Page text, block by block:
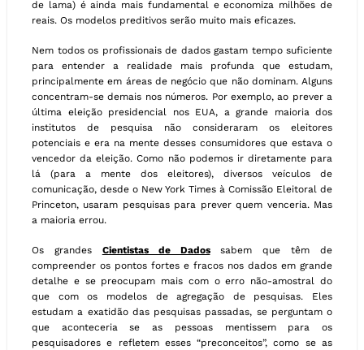
de lama) é ainda mais fundamental e economiza milhões de
reais. Os modelos preditivos serão muito mais eficazes.
Nem todos os profissionais de dados gastam tempo suficiente
para entender a realidade mais profunda que estudam,
principalmente em áreas de negócio que não dominam. Alguns
concentram-se demais nos números. Por exemplo, ao prever a
última eleição presidencial nos EUA, a grande maioria dos
institutos de pesquisa não consideraram os eleitores
potenciais e era na mente desses consumidores que estava o
vencedor da eleição. Como não podemos ir diretamente para
lá (para a mente dos eleitores), diversos veículos de
comunicação, desde o New York Times à Comissão Eleitoral de
Princeton, usaram pesquisas para prever quem venceria. Mas
a maioria errou.
Os grandes Cientistas de Dadossabem que têm de
compreender os pontos fortes e fracos nos dados em grande
detalhe e se preocupam mais com o erro não-amostral do
que com os modelos de agregação de pesquisas. Eles
estudam a exatidão das pesquisas passadas, se perguntam o
que aconteceria se as pessoas mentissem para os
pesquisadores e refletem esses “preconceitos”, como se as